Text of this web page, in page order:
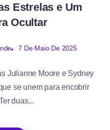
Estrelas e Um
Ocultar
7 De Maio De 2025
Julianne Moore e Sydney
se unem para encobrir
duas...